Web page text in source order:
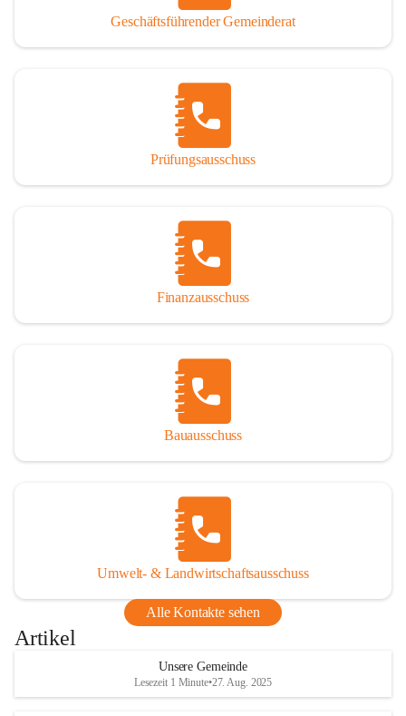
Geschäftsführender Gemeinderat
Prüfungsausschuss
Finanzausschuss
Bauausschuss
Umwelt- & Landwirtschaftsausschuss
Alle Kontakte sehen
Artikel
Unsere Gemeinde
Lesezeit 1 Minute•27. Aug. 2025